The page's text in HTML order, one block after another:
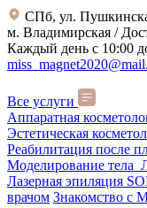
СПб, ул.
м. Владимирская /
Каждый день с 10:00
Все услуги
Аппаратная
Эстетическая
Реабилитация после
Моделирование тела
Лазерная эпиляция
врачом Знакомство с